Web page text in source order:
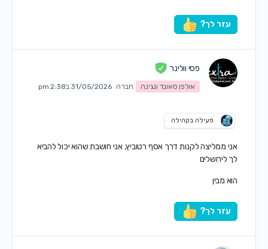
עזר לך?
פסי וולינר
אולפן סאונד ונגינה חברה 31/05/2026 ב2:38 pm
פעילה בקהילה
אני ממליצה לקנות דרך אסף רטוביץ, אני חושבת שהוא יכול להביא
לך לירושלים
הוא מבין
עזר לך?